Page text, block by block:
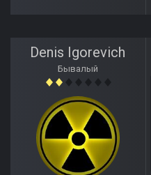
Denis Igorevich
Бывалый